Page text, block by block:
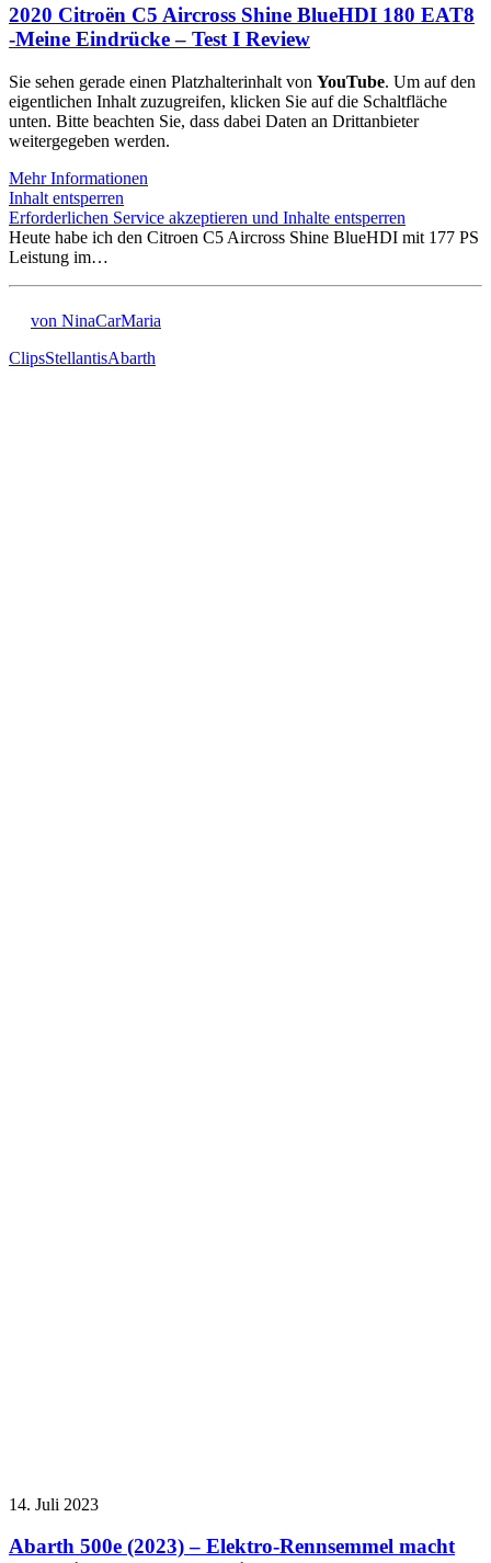
2020 Citroën C5 Aircross Shine BlueHDI 180 EAT8
-Meine Eindrücke – Test I Review
Sie sehen gerade einen Platzhalterinhalt von YouTube. Um auf den
eigentlichen Inhalt zuzugreifen, klicken Sie auf die Schaltfläche
unten. Bitte beachten Sie, dass dabei Daten an Drittanbieter
weitergegeben werden.
Mehr Informationen
Inhalt entsperren
Erforderlichen Service akzeptieren und Inhalte entsperren
Heute habe ich den Citroen C5 Aircross Shine BlueHDI mit 177 PS
Leistung im…
von NinaCarMaria
ClipsStellantisAbarth
14. Juli 2023
Abarth 500e (2023) – Elektro-Rennsemmel macht